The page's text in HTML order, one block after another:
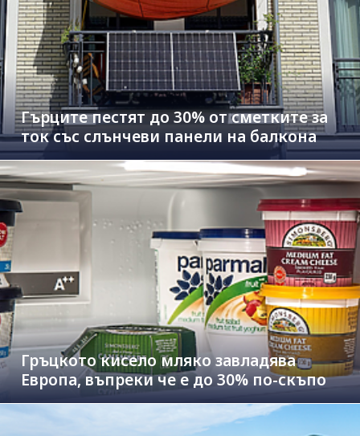
Гърците пестят до 30% от сметките за
ток със слънчеви панели на балкона
Гръцкото кисело мляко завладява
Европа, въпреки че е до 30% по-скъпо